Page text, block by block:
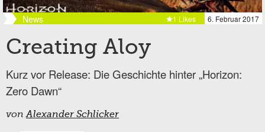
News 6. Februar 2017
1 Likes
Creating Aloy
Kurz vor Release: Die Geschichte hinter „Horizon:
Zero Dawn“
vonAlexander Schlicker